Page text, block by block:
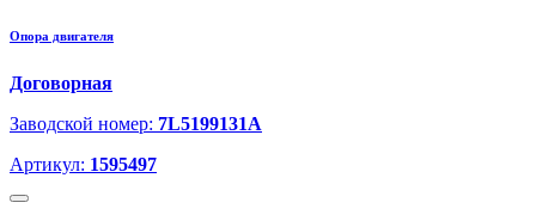
Опора двигателя
Договорная
Заводской номер: 7L5199131A
Артикул: 1595497